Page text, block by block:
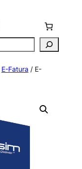
E-Fatura / E-